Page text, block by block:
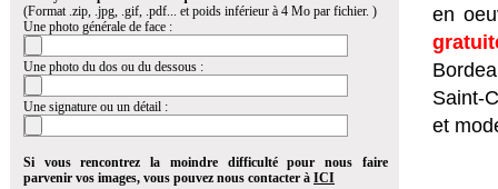
(Format .zip, .jpg, .gif, .pdf... et poids inférieur à 4 Mo par fichier. )
Une photo générale de face :
Une photo du dos ou du dessous :
Une signature ou un détail :
Si vous rencontrez la moindre difficulté pour nous faire
parvenir vos images, vous pouvez nous contacter à ICI
en
Saint-
et